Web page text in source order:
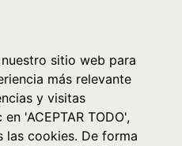
sitio web para
más relevante
y visitas
'ACEPTAR TODO',
las cookies. De forma